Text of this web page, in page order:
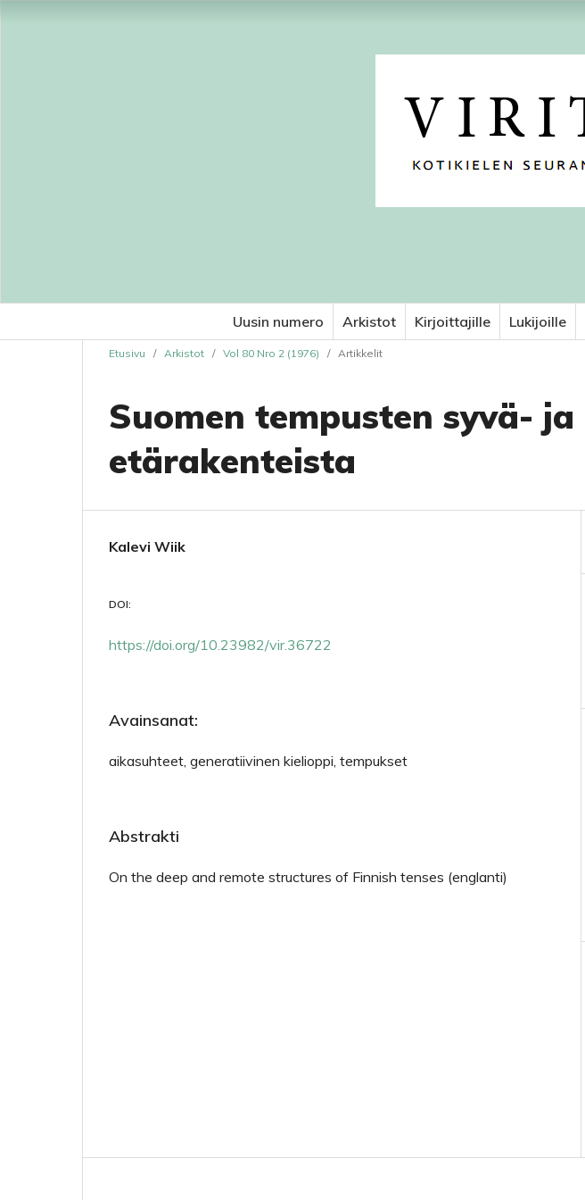
Uusin numero Arkistot Kirjoittajille Lukijoille
Etusivu / Arkistot / Vol 80 Nro 2 (1976) / Artikkelit
Suomen tempusten syvä- ja
etärakenteista
Kalevi Wiik
DOI:
https://doi.org/10.23982/vir.36722
Avainsanat:
aikasuhteet, generatiivinen kielioppi, tempukset
Abstrakti
On the deep and remote structures of Finnish tenses (englanti)